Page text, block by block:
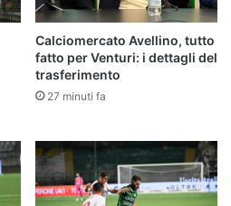
Calciomercato Avellino, tutto
fatto per Venturi: i dettagli del
trasferimento
27 minuti fa